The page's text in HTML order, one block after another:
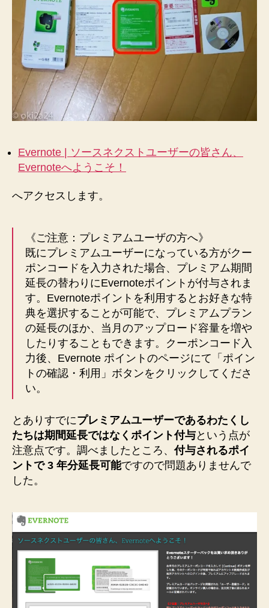
Evernote | ソースネクストユーザーの皆さん、
Evernoteへようこそ！
へアクセスします。
《ご注意：プレミアムユーザの方へ》
既にプレミアムユーザーになっている方がクー
ポンコードを入力された場合、プレミアム期間
延長の替わりにEvernoteポイントが付与されま
す。Evernoteポイントを利用するとお好きな特
典を選択することが可能で、プレミアムプラン
の延長のほか、当月のアップロード容量を増や
したりすることもできます。クーポンコード入
力後、Evernote ポイントのページにて「ポイン
トの確認・利用」ボタンをクリックしてくださ
い。
とありすでにプレミアムユーザーであるわたくし
たちは期間延長ではなくポイント付与という点が
注意点です。調べましたところ、付与されるポイ
ントで 3 年分延長可能ですので問題ありませんで
した。